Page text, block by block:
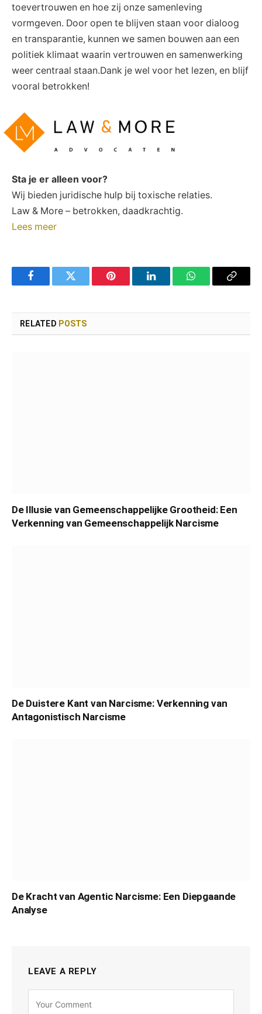
toevertrouwen en hoe zij onze samenleving
vormgeven. Door open te blijven staan voor dialoog
en transparantie, kunnen we samen bouwen aan een
politiek klimaat waarin vertrouwen en samenwerking
weer centraal staan.Dank je wel voor het lezen, en blijf
vooral betrokken!
Sta je er alleen voor?
Wij bieden juridische hulp bij toxische relaties.
Law & More – betrokken, daadkrachtig.
Lees meer
FacebookTwitter Pinterest LinkedInWhatsAppCopy
RELATED POSTS
De Illusie van Gemeenschappelijke Grootheid: Een
Verkenning van Gemeenschappelijk Narcisme
De Duistere Kant van Narcisme: Verkenning van
Antagonistisch Narcisme
De Kracht van Agentic Narcisme: Een Diepgaande
Analyse
LEAVE A REPLY